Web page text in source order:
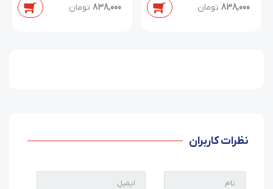
838,000 تومان 838,000 تومان
نظرات کاربران